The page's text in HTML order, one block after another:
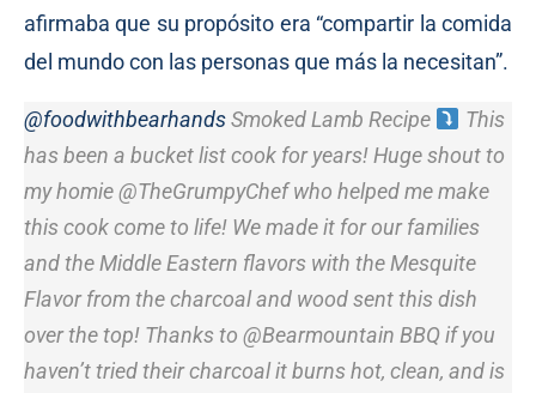
afirmaba que su propósito era “compartir la comida
del mundo con las personas que más la necesitan”.
@foodwithbearhandsSmoked Lamb Recipe
This
has been a bucket list cook for years! Huge shout to
my homie @TheGrumpyChef who helped me make
this cook come to life! We made it for our families
and the Middle Eastern flavors with the Mesquite
Flavor from the charcoal and wood sent this dish
over the top! Thanks to @Bearmountain BBQ if you
haven’t tried their charcoal it burns hot, clean, and is